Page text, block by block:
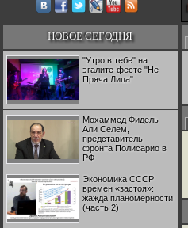
НОВОЕ СЕГОДНЯ
"Утро в тебе" на
эгалите-фесте "Не
Пряча Лица"
Мохаммед Фидель
Али Селем,
представитель
фронта Полисарио в
РФ
Экономика СССР
времен «застоя»:
жажда планомерности
(часть 2)